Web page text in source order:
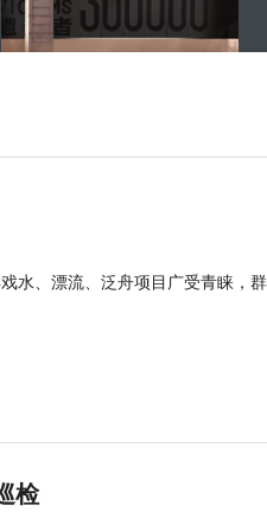
水、漂流、泛舟项目广受青睐，
检